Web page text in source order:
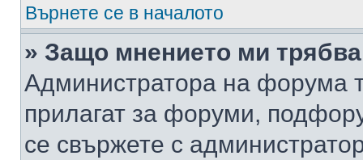
Върнете се в началото
» Защо мнението ми
Администратора на форума
прилагат за форуми,
се свържете с